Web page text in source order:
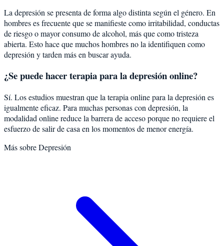
La depresión se presenta de forma algo distinta según el género. En
hombres es frecuente que se manifieste como irritabilidad, conductas
de riesgo o mayor consumo de alcohol, más que como tristeza
abierta. Esto hace que muchos hombres no la identifiquen como
depresión y tarden más en buscar ayuda.
¿Se puede hacer terapia para la depresión online?
Sí. Los estudios muestran que la terapia online para la depresión es
igualmente eficaz. Para muchas personas con depresión, la
modalidad online reduce la barrera de acceso porque no requiere el
esfuerzo de salir de casa en los momentos de menor energía.
Más sobreDepresión